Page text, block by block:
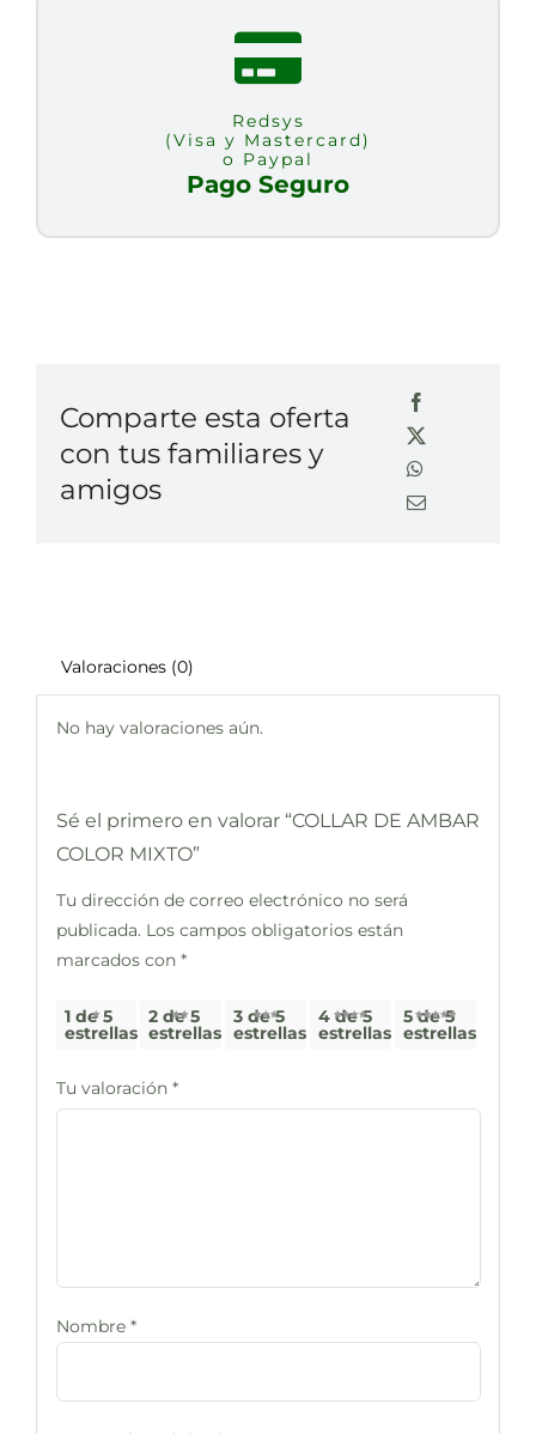
Redsys
(Visa y Mastercard)
o Paypal
Pago Seguro
Comparte esta oferta
con tus familiares y
amigos
Valoraciones (0)
No hay valoraciones aún.
Sé el primero en valorar “COLLAR DE AMBAR
COLOR MIXTO”
Tu dirección de correo electrónico no será
publicada. Los campos obligatorios están
marcados con *
1 de 5
estrellas
2 de 5
estrellas
3 de 5
estrellas
4 de 5
estrellas
5 de 5
estrellas
Tu valoración *
Nombre *